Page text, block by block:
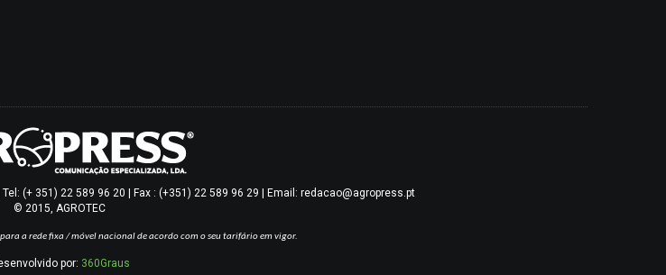
(+ 351) 22 589 96 20 | Fax : (+351) 22 589 96 29 | Email: redacao@agropress.pt
© 2015, AGROTEC
a rede fixa / móvel nacional de acordo com o seu tarifário em vigor.
por: 360Graus